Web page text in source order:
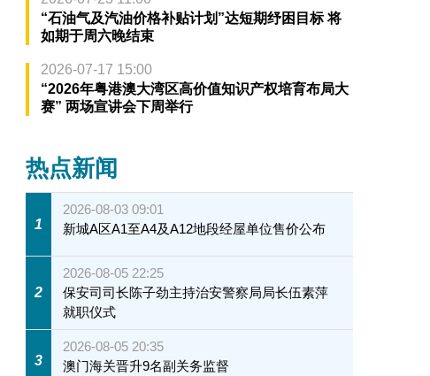
“石油气及汽油价格补贴计划”达短期纾困目标 将
如期于周六晚结束
2026-07-17 15:00
“2026年粤港澳大湾区高价值知识产权培育布局大
赛” 两场宣讲会下周举行
热点新闻
1
2026-08-03 09:01
新城A区A1至A4及A12地段经屋单位售价公布
2
2026-08-05 22:25
保安司司长陈子劲主持治安警察局局长伍素萍
就职仪式
3
2026-08-05 20:35
澳门海关晋升9名副关务监督